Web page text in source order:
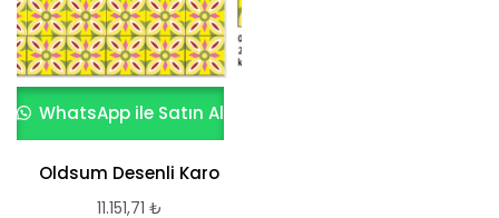
WhatsApp ile Satın Al
Oldsum Desenli Karo
11.151,71 ₺